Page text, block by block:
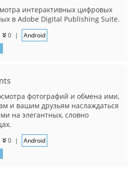
интерактивных цифровых
в Adobe Digital Publishing Suite.
0 | Android
фотографий и обмена ими,
и вашим друзьям наслаждаться
на элегантных, словно
0 | Android